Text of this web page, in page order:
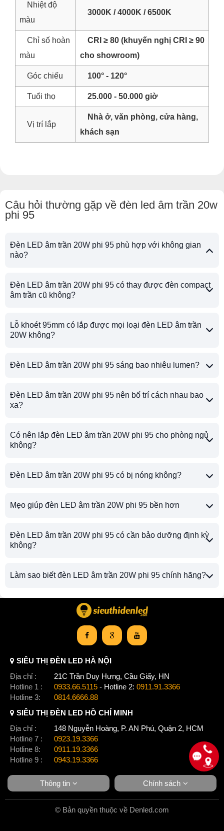
Nhiệt độ
màu
3000K / 4000K / 6500K
Chỉ số hoàn
màu
CRI ≥ 80 (khuyến nghị CRI ≥ 90
cho showroom)
Góc chiếu 100° - 120°
Tuổi thọ 25.000 - 50.000 giờ
Vị trí lắp
Nhà ở, văn phòng, cửa hàng,
khách sạn
Câu hỏi thường gặp về đèn led âm trần 20w
phi 95
Đèn LED âm trần 20W phi 95 phù hợp với không gian
nào?
Đèn LED âm trần 20W phi 95 có thay được đèn compact
âm trần cũ không?
Lỗ khoét 95mm có lắp được mọi loại đèn LED âm trần
20W không?
Đèn LED âm trần 20W phi 95 sáng bao nhiêu lumen?
Đèn LED âm trần 20W phi 95 nên bố trí cách nhau bao
xa?
Có nên lắp đèn LED âm trần 20W phi 95 cho phòng ngủ
không?
Đèn LED âm trần 20W phi 95 có bị nóng không?
Mẹo giúp đèn LED âm trần 20W phi 95 bền hơn
Đèn LED âm trần 20W phi 95 có cần bảo dưỡng định kỳ
không?
Làm sao biết đèn LED âm trần 20W phi 95 chính hãng?
SIÊU THỊ ĐÈN LED HÀ NỘI
Địa chỉ :
21C Trần Duy Hưng, Cầu Giấy, HN
Hotline 1 :
0933.66.5115 - Hotline 2: 0911.91.3366
Hotline 3:
0814.6666.88
SIÊU THỊ ĐÈN LED HỒ CHÍ MINH
Địa chỉ :
148 Nguyễn Hoàng, P. AN Phú, Quận 2, HCM
Hotline 7 :
0923.19.3366
Hotline 8:
0911.19.3366
Hotline 9 :
0943.19.3366
Thông tin Chính sách
© Bản quyền thuộc về Denled.com